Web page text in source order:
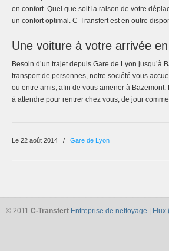
en confort. Quel que soit la raison de votre
un confort optimal. C-Transfert est en outre
Une voiture à votre arrivée
Besoin d’un trajet depuis Gare de Lyon jusqu’à
transport de personnes, notre société vous
ou entre amis, afin de vous amener à
à attendre pour rentrer chez vous, de jour
Le 22 août 2014 / Gare de Lyon
© 2011 C-Transfert Entreprise de nettoyage Flux